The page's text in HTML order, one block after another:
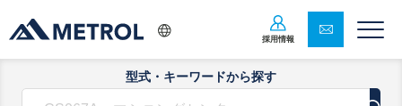
採用情報
型式・キーワードから探す